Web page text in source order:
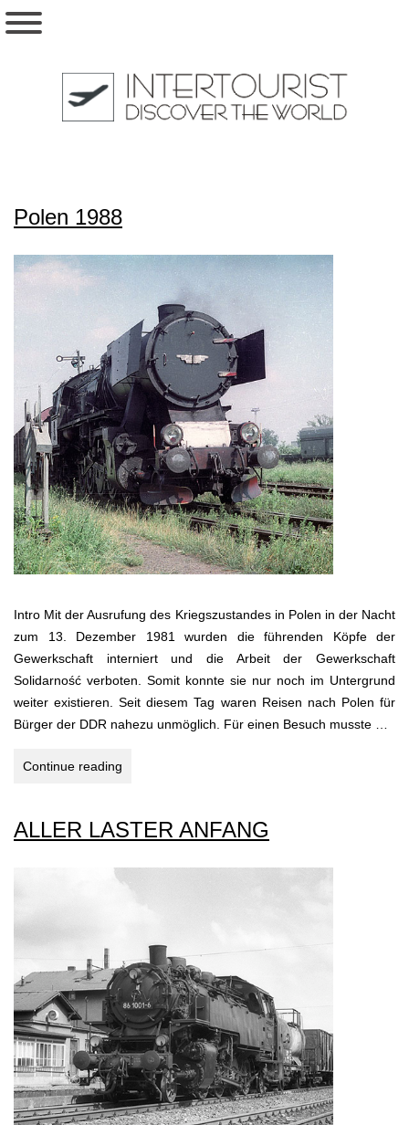
Polen 1988
Intro Mit der Ausrufung des Kriegszustandes in Polen in der Nacht
zum 13. Dezember 1981 wurden die führenden Köpfe der
Gewerkschaft interniert und die Arbeit der Gewerkschaft
Solidarność verboten. Somit konnte sie nur noch im Untergrund
weiter existieren. Seit diesem Tag waren Reisen nach Polen für
Bürger der DDR nahezu unmöglich. Für einen Besuch musste …
Continue reading
ALLER LASTER ANFANG